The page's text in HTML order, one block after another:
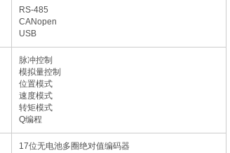
RS-485
CANopen
USB
脉冲控制
模拟量控制
位置模式
速度模式
转矩模式
Q编程
17位无电池多圈绝对值编码器